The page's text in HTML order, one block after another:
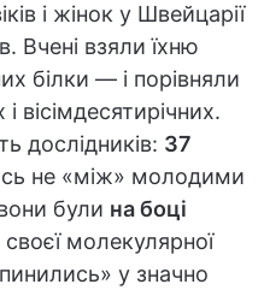
і жінок у Швейцарії
Вчені взяли їхню
білки — і порівняли
вісімдесятирічних.
дослідників: 37
не «між» молодими
були на боці
своєї молекулярної
у значно